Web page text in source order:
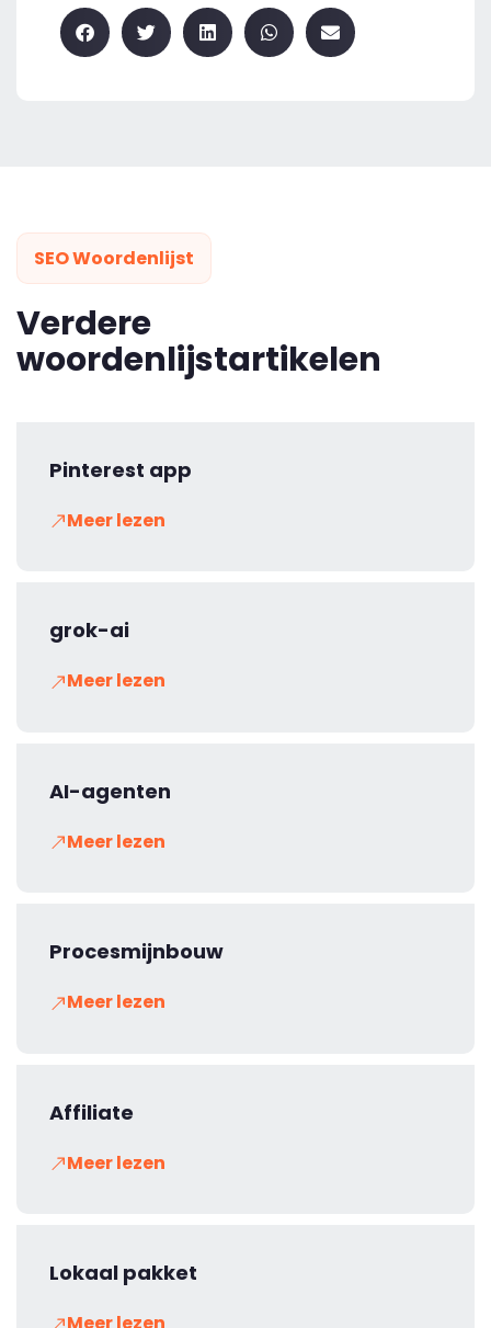
SEO Woordenlijst
Verdere
woordenlijstartikelen
Pinterest app
Meer lezen
grok-ai
Meer lezen
AI-agenten
Meer lezen
Procesmijnbouw
Meer lezen
Affiliate
Meer lezen
Lokaal pakket